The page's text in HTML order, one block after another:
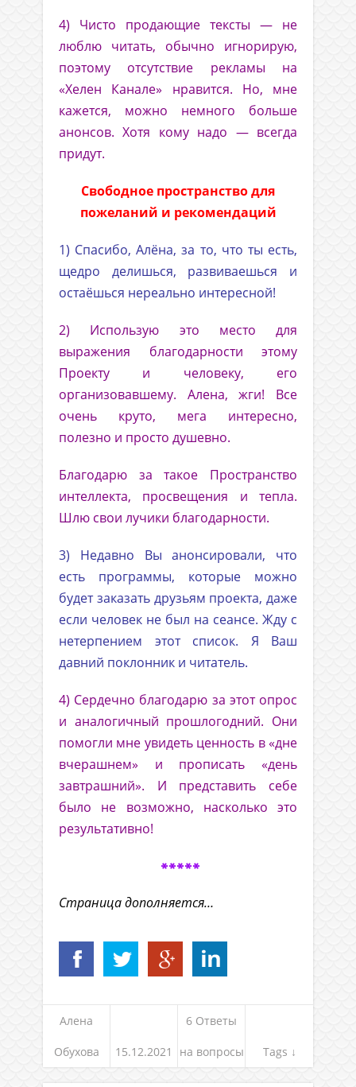
4) Чисто продающие тексты — не
люблю читать, обычно игнорирую,
поэтому отсутствие рекламы на
«Хелен Канале» нравится. Но, мне
кажется, можно немного больше
анонсов. Хотя кому надо — всегда
придут.
Свободное пространство для
пожеланий и рекомендаций
1) Спасибо, Алёна, за то, что ты есть,
щедро делишься, развиваешься и
остаёшься нереально интересной!
2) Использую это место для
выражения благодарности этому
Проекту и человеку, его
организовавшему. Алена, жги! Все
очень круто, мега интересно,
полезно и просто душевно.
Благодарю за такое Пространство
интеллекта, просвещения и тепла.
Шлю свои лучики благодарности.
3) Недавно Вы анонсировали, что
есть программы, которые можно
будет заказать друзьям проекта, даже
если человек не был на сеансе. Жду с
нетерпением этот список. Я Ваш
давний поклонник и читатель.
4) Сердечно благодарю за этот опрос
и аналогичный прошлогодний. Они
помогли мне увидеть ценность в «дне
вчерашнем» и прописать «день
завтрашний». И представить себе
было не возможно, насколько это
результативно!
*****
Страница дополняется…
Алена
Обухова 15.12.2021
6 Ответы
на вопросы Tags ↓